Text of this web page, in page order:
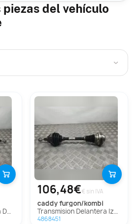
piezas del vehículo
›
106,48€€ sin IVA
caddy furgon/kombi
Transmision Delantera Izquierda Para Volkswagen Caddy Furgón/Kombi
4868451